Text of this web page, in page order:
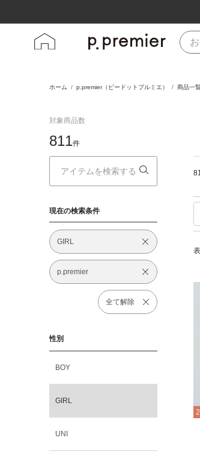
ホーム p.premier（ピードットプルミエ） 商品一
対象商品数
811件
現在の検索条件
GIRL
p.premier
全て解除
性別
BOY
GIRL
UNI